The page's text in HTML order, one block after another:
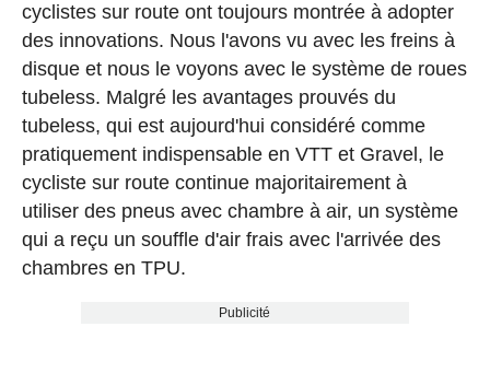
cyclistes sur route ont toujours montrée à adopter
des innovations. Nous l'avons vu avec les freins à
disque et nous le voyons avec le système de roues
tubeless. Malgré les avantages prouvés du
tubeless, qui est aujourd'hui considéré comme
pratiquement indispensable en VTT et Gravel, le
cycliste sur route continue majoritairement à
utiliser des pneus avec chambre à air, un système
qui a reçu un souffle d'air frais avec l'arrivée des
chambres en TPU.
Publicité